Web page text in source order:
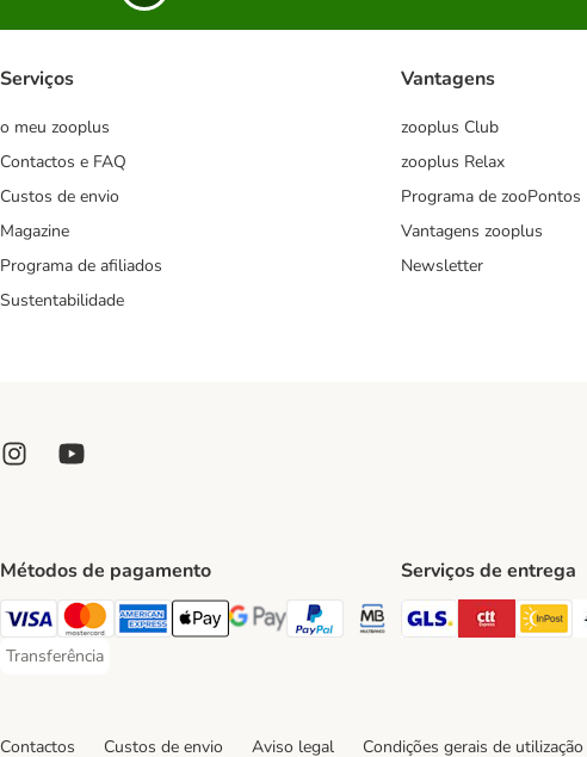
Serviços
o meu zooplus
Contactos e FAQ
Custos de envio
Magazine
Programa de afiliados
Sustentabilidade
Vantagens
zooplus Club
zooplus Relax
Programa de zooPontos
Vantagens zooplus
Newsletter
Métodos de pagamento
Visa Payment Method
Mastercard Payment Method
American Express Payment Method
Apple Pay Payment Method
Google Pay Payment Method
PayPal Payment Method
Multibanco Payment Method
Transferência
Transferência Payment Method
Serviços de entrega
GLS Shipping
Contactos Custos de envio Aviso legal Condições gerais de utilização